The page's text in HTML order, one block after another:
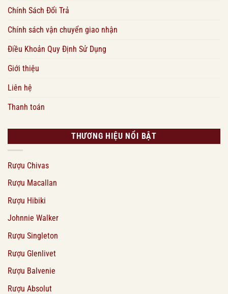
Chính Sách Đổi Trả
Chính sách vận chuyển giao nhận
Điều Khoản Quy Định Sử Dụng
Giới thiệu
Liên hệ
Thanh toán
THƯƠNG HIỆU NỔI BẬT
Rượu Chivas
Rượu Macallan
Rượu Hibiki
Johnnie Walker
Rượu Singleton
Rượu Glenlivet
Rượu Balvenie
Rượu Absolut